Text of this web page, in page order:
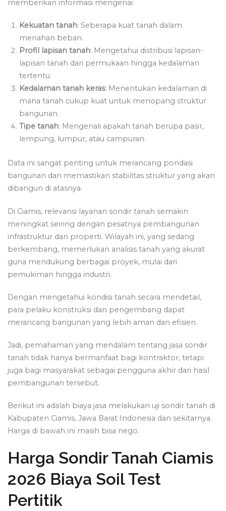
memberikan informasi mengenai:
Kekuatan tanah: Seberapa kuat tanah dalam
menahan beban.
Profil lapisan tanah: Mengetahui distribusi lapisan-
lapisan tanah dari permukaan hingga kedalaman
tertentu.
Kedalaman tanah keras: Menentukan kedalaman di
mana tanah cukup kuat untuk menopang struktur
bangunan.
Tipe tanah: Mengenali apakah tanah berupa pasir,
lempung, lumpur, atau campuran.
Data ini sangat penting untuk merancang pondasi
bangunan dan memastikan stabilitas struktur yang akan
dibangun di atasnya.
Di Ciamis, relevansi layanan sondir tanah semakin
meningkat seiring dengan pesatnya pembangunan
infrastruktur dan properti. Wilayah ini, yang sedang
berkembang, memerlukan analisis tanah yang akurat
guna mendukung berbagai proyek, mulai dari
pemukiman hingga industri.
Dengan mengetahui kondisi tanah secara mendetail,
para pelaku konstruksi dan pengembang dapat
merancang bangunan yang lebih aman dan efisien.
Jadi, pemahaman yang mendalam tentang jasa sondir
tanah tidak hanya bermanfaat bagi kontraktor, tetapi
juga bagi masyarakat sebagai pengguna akhir dari hasil
pembangunan tersebut.
Berikut ini adalah biaya jasa melakukan uji sondir tanah di
Kabupaten Ciamis, Jawa Barat Indonesia dan sekitarnya.
Harga di bawah ini masih bisa nego.
Harga Sondir Tanah Ciamis
2026 Biaya Soil Test
Pertitik